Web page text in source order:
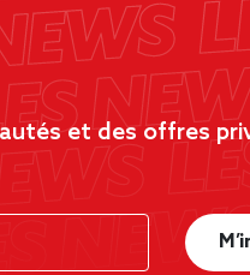
et des offres